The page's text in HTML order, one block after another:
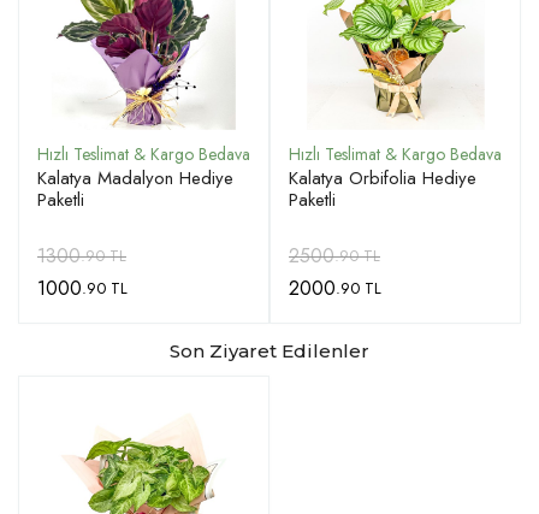
Kalatya Madalyon Hediye
Paketli
1300.90 TL
1000.90 TL
Kalatya Orbifolia Hediye
Paketli
2500.90 TL
2000.90 TL
Son Ziyaret Edilenler